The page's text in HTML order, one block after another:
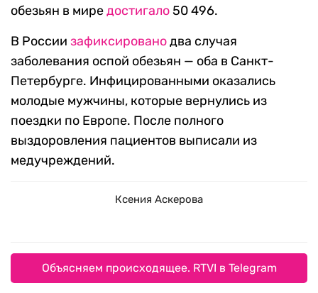
обезьян в миредостигало 50 496.
В России зафиксированодва случая
заболевания оспой обезьян — оба в Санкт-
Петербурге. Инфицированными оказались
молодые мужчины, которые вернулись из
поездки по Европе. После полного
выздоровления пациентов выписали из
медучреждений.
Ксения Аскерова
Объясняем происходящее. RTVI в Telegram